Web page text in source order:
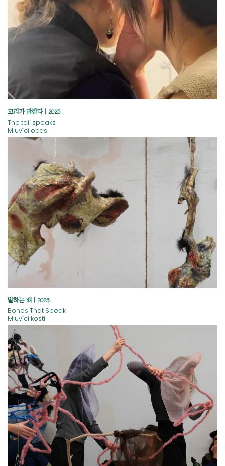
꼬리가 말한다 | 2025
The tail speaks
Mluvící ocas
말하는 뼈 | 2025
Bones That Speak
Mluvící kosti